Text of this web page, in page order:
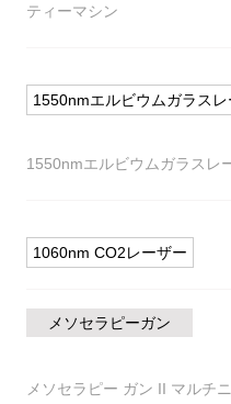
ティーマシン
1550nmエルビウムガラスレ
1550nmエルビウムガラスレ
1060nm CO2レーザー
メソセラピーガン
メソセラピー ガン II マルチ